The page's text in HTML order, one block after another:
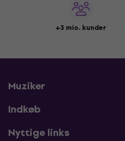
+3 mio. kunder
Muziker
Indkøb
Nyttige links